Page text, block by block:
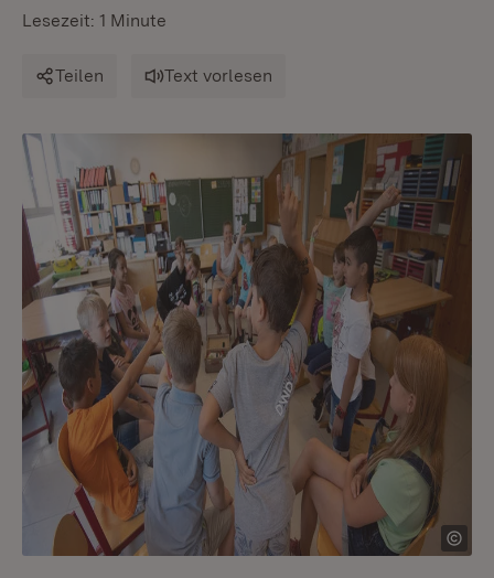
Lesezeit: 1 Minute
Teilen Text vorlesen